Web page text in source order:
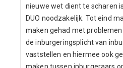
nieuwe wet dient te scharen
DUO noodzakelijk. Tot eind
maken gehad met problemen
de inburgeringsplicht van
vaststellen en hiermee ook